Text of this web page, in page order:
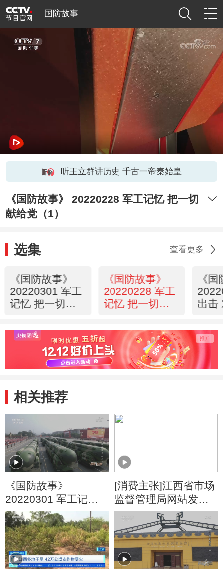
国防故事
听王立群讲历史 千古一帝秦始皇
《国防故事》 20220228 军工记忆 把一切
献给党（1）
选集 查看更多
《国防故事》
20220301 军工
记忆 把一切献
《国防故事》
20220228 军工
记忆 把一切献
《
出击
相关推荐
《国防故事》
20220301 军工记忆
把一切献给党（2）
[消费主张]江西省市场
监督管理局网站发布4
批次食品不合格情况
的通告